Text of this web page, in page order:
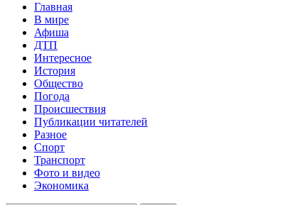
Главная
В мире
Афиша
ДТП
Интересное
История
Общество
Погода
Происшествия
Публикации читателей
Разное
Спорт
Транспорт
Фото и видео
Экономика